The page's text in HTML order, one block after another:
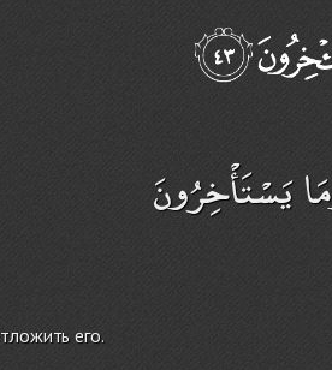
يَسْتَأْخِرُونَ
его.